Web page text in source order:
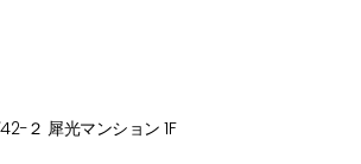
２ 犀光マンション 1F